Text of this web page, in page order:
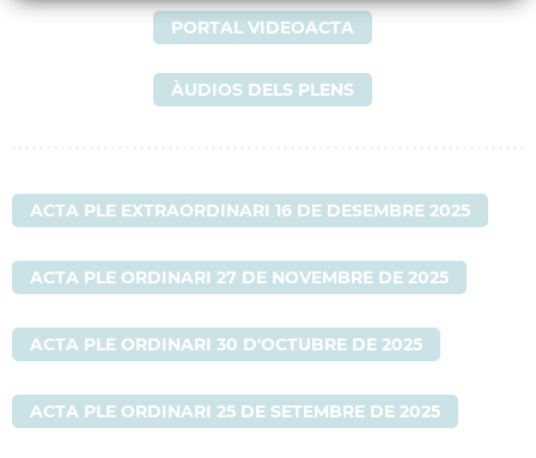
PORTAL VIDEOACTA
ÀUDIOS DELS PLENS
ACTA PLE EXTRAORDINARI 16 DE DESEMBRE 2025
ACTA PLE ORDINARI 27 DE NOVEMBRE DE 2025
ACTA PLE ORDINARI 30 D'OCTUBRE DE 2025
ACTA PLE ORDINARI 25 DE SETEMBRE DE 2025